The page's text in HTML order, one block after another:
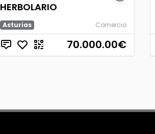
HERBOLARIO
Asturias Comercio
70.000.00€